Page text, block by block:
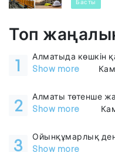
Басты
Топ
1
Алматыда көшкін
Show more
2
Алматы төтенше
Show more
3
Ойынқұмарлық
Show more